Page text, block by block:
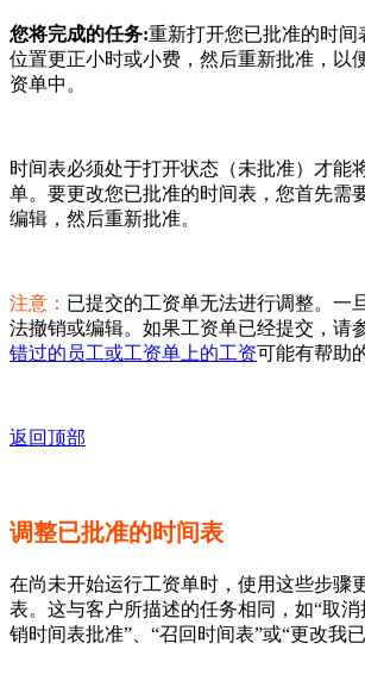
您将完成的任务:重新打开您已批准的时间
位置更正小时或小费，然后重新批准，以
资单中。
时间表必须处于打开状态（未批准）才能
单。要更改您已批准的时间表，您首先需
编辑，然后重新批准。
注意： 已提交的工资单无法进行调整。一
法撤销或编辑。如果工资单已经提交，请
错过的员工或工资单上的工资可能有帮助
返回顶部
调整已批准的时间表
在尚未开始运行工资单时，使用这些步骤
表。这与客户所描述的任务相同，如“取消
销时间表批准”、“召回时间表”或“更改我